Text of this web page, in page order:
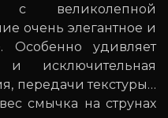
с великолепной
очень элегантное и
Особенно удивляет
и исключительная
передачи текстуры…
смычка на струнах